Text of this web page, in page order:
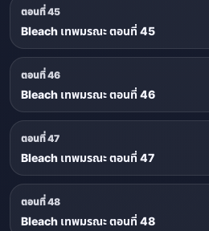
ตอนที่ 45
Bleach เทพมรณะ ตอนที่ 45
ตอนที่ 46
Bleach เทพมรณะ ตอนที่ 46
ตอนที่ 47
Bleach เทพมรณะ ตอนที่ 47
ตอนที่ 48
Bleach เทพมรณะ ตอนที่ 48